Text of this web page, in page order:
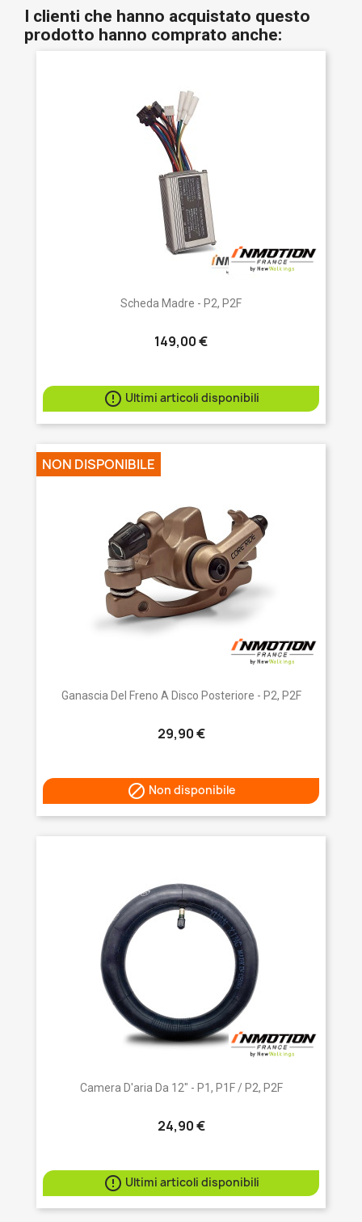
I clienti che hanno acquistato questo
prodotto hanno comprato anche:
Scheda Madre - P2, P2F
149,00 €
 Ultimi articoli disponibili
Ganascia Del Freno A Disco Posteriore - P2, P2F
29,90 €
 Non disponibile
NON DISPONIBILE
Camera D'aria Da 12" - P1, P1F / P2, P2F
24,90 €
 Ultimi articoli disponibili